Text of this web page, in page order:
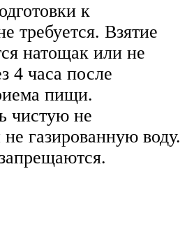
к
требуется. Взятие
натощак или не
4 часа после
пищи.
чистую не
газированную воду.